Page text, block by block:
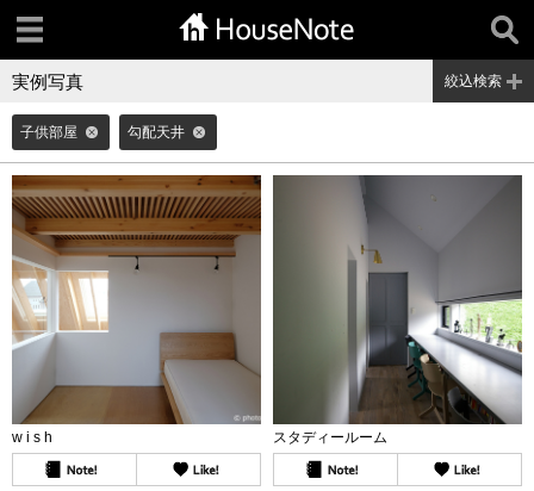
実例写真 絞込検索
子供部屋 勾配天井
w i s h スタディールーム